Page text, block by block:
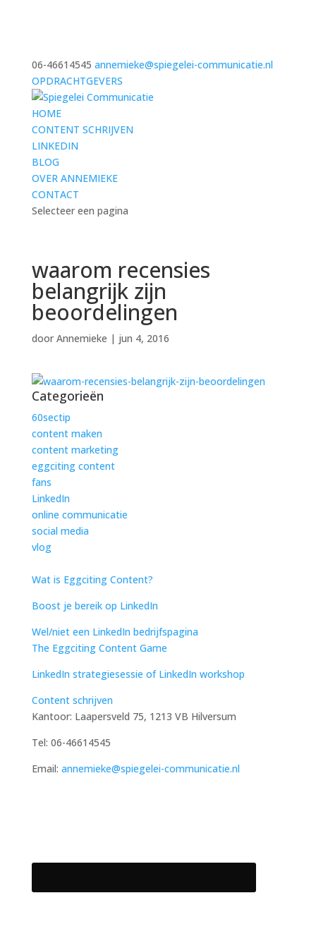
06-46614545 annemieke@spiegelei-communicatie.nl
OPDRACHTGEVERS
HOME
CONTENT SCHRIJVEN
LINKEDIN
BLOG
OVER ANNEMIEKE
CONTACT
Selecteer een pagina
waarom recensies
belangrijk zijn
beoordelingen
door Annemieke | jun 4, 2016
Categorieën
60sectip
content maken
content marketing
eggciting content
fans
LinkedIn
online communicatie
social media
vlog
Wat is Eggciting Content?
Boost je bereik op LinkedIn
Wel/niet een LinkedIn bedrijfspagina
The Eggciting Content Game
LinkedIn strategiesessie of LinkedIn workshop
Content schrijven
Kantoor: Laapersveld 75, 1213 VB Hilversum
Tel: 06-46614545
Email: annemieke@spiegelei-communicatie.nl